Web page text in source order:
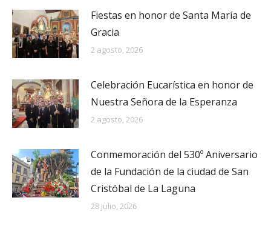
Fiestas en honor de Santa María de
Gracia
2 agosto, 2026
Celebración Eucarística en honor de
Nuestra Señora de la Esperanza
2 agosto, 2026
Conmemoración del 530º Aniversario
de la Fundación de la ciudad de San
Cristóbal de La Laguna
28 julio, 2026